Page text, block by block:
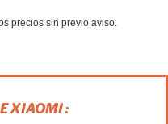
precios sin previo aviso.
XIAOMI :